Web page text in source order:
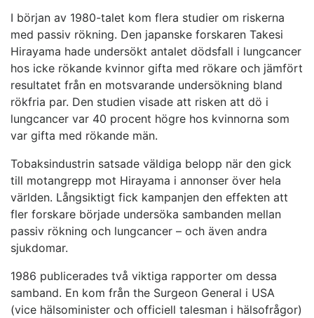
I början av 1980-talet kom flera studier om riskerna
med passiv rökning. Den japanske forskaren Takesi
Hirayama hade undersökt antalet dödsfall i lungcancer
hos icke rökande kvinnor gifta med rökare och jämfört
resultatet från en motsvarande undersökning bland
rökfria par. Den studien visade att risken att dö i
lungcancer var 40 procent högre hos kvinnorna som
var gifta med rökande män.
Tobaksindustrin satsade väldiga belopp när den gick
till motangrepp mot Hirayama i annonser över hela
världen. Långsiktigt fick kampanjen den effekten att
fler forskare började undersöka sambanden mellan
passiv rökning och lungcancer – och även andra
sjukdomar.
1986 publicerades två viktiga rapporter om dessa
samband. En kom från the Surgeon General i USA
(vice hälsominister och officiell talesman i hälsofrågor)